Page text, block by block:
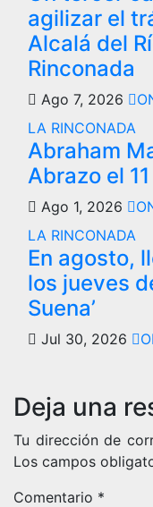
agilizar el
Alcalá del
Rinconada
Ago 7, 2026
LA RINCONADA
Abraham
Abrazo el
Ago 1, 2026
LA RINCONADA
En agosto,
los jueves
Suena’
Jul 30, 2026
Deja una
Tu dirección de
Los campos
Comentario *